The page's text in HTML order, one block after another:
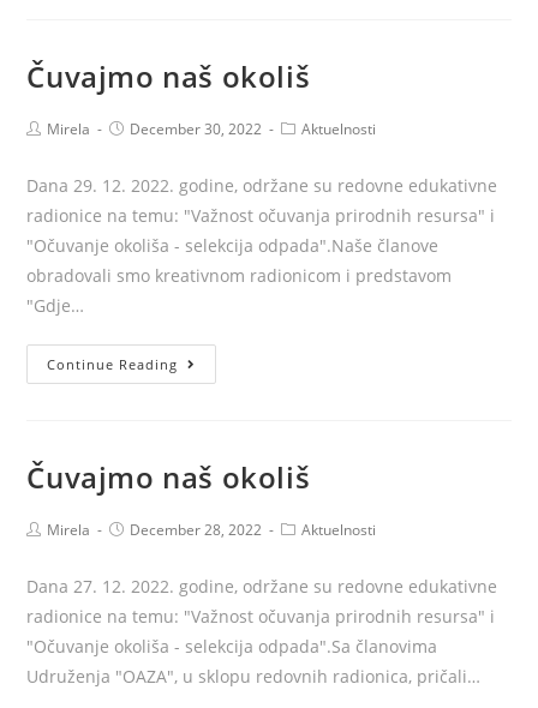
Čuvajmo naš okoliš
PostMirela
PostDecember 30, 2022
PostAktuelnosti
Dana 29. 12. 2022. godine, održane su redovne edukativne
radionice na temu: "Važnost očuvanja prirodnih resursa" i
"Očuvanje okoliša - selekcija odpada".Naše članove
obradovali smo kreativnom radionicom i predstavom
"Gdje…
Continue Reading
naš
Čuvajmo naš okoliš
PostMirela
PostDecember 28, 2022
PostAktuelnosti
Dana 27. 12. 2022. godine, održane su redovne edukativne
radionice na temu: "Važnost očuvanja prirodnih resursa" i
"Očuvanje okoliša - selekcija odpada".Sa članovima
Udruženja "OAZA", u sklopu redovnih radionica, pričali…